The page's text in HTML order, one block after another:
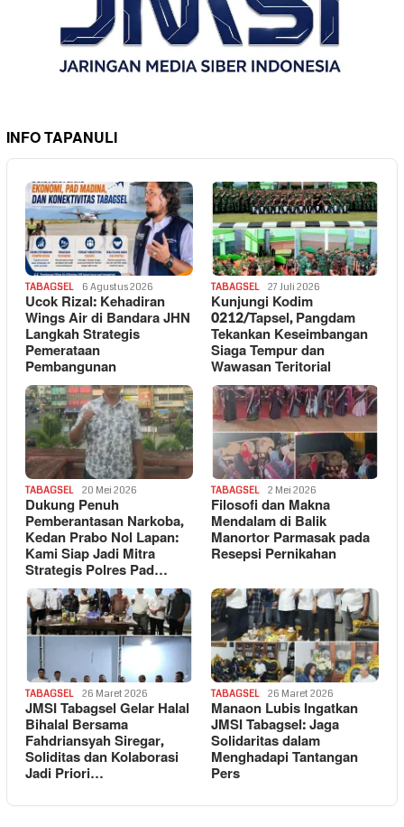
INFO TAPANULI
TABAGSEL 6 Agustus 2026
Ucok Rizal: Kehadiran
Wings Air di Bandara JHN
Langkah Strategis
Pemerataan
Pembangunan
TABAGSEL 27 Juli 2026
Kunjungi Kodim
0212/Tapsel, Pangdam
Tekankan Keseimbangan
Siaga Tempur dan
Wawasan Teritorial
TABAGSEL 20 Mei 2026
Dukung Penuh
Pemberantasan Narkoba,
Kedan Prabo Nol Lapan:
Kami Siap Jadi Mitra
Strategis Polres Pad…
TABAGSEL 2 Mei 2026
Filosofi dan Makna
Mendalam di Balik
Manortor Parmasak pada
Resepsi Pernikahan
TABAGSEL 26 Maret 2026
JMSI Tabagsel Gelar Halal
Bihalal Bersama
Fahdriansyah Siregar,
Soliditas dan Kolaborasi
Jadi Priori…
TABAGSEL 26 Maret 2026
Manaon Lubis Ingatkan
JMSI Tabagsel: Jaga
Solidaritas dalam
Menghadapi Tantangan
Pers